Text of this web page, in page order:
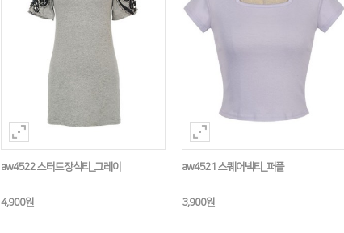
aw4522 스터드장식티_그레이
4,900원
aw4521 스퀘어넥티_퍼플
3,900원